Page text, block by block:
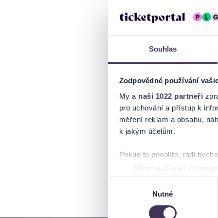
Souhlas
Zodpovědné používání
My a naši 1022 partneři
pro uchování a přístup k
měření reklam a obsahu,
k jakým účelům.
Pokud to povolíte, rádi
Shromažďovali
Identifikovali vaše
Zjistěte více o tom, jak
můžete kdykoliv změnit
Nutné